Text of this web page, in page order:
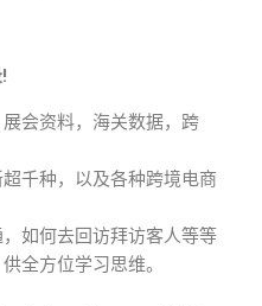
会资料，海关数据，跨
千种，以及各种跨境电商
如何去回访拜访客人等等
全方位学习思维。